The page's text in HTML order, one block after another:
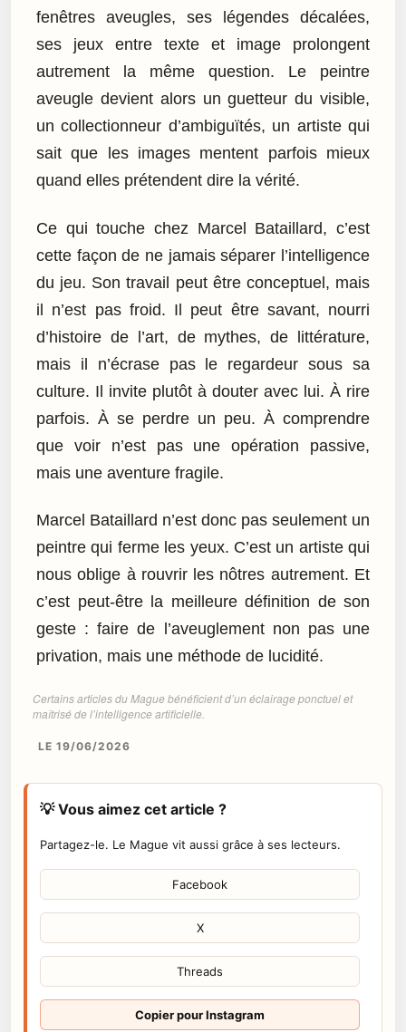
fenêtres aveugles, ses légendes décalées,
ses jeux entre texte et image prolongent
autrement la même question. Le peintre
aveugle devient alors un guetteur du visible,
un collectionneur d’ambiguïtés, un artiste qui
sait que les images mentent parfois mieux
quand elles prétendent dire la vérité.
Ce qui touche chez Marcel Bataillard, c’est
cette façon de ne jamais séparer l’intelligence
du jeu. Son travail peut être conceptuel, mais
il n’est pas froid. Il peut être savant, nourri
d’histoire de l’art, de mythes, de littérature,
mais il n’écrase pas le regardeur sous sa
culture. Il invite plutôt à douter avec lui. À rire
parfois. À se perdre un peu. À comprendre
que voir n’est pas une opération passive,
mais une aventure fragile.
Marcel Bataillard n’est donc pas seulement un
peintre qui ferme les yeux. C’est un artiste qui
nous oblige à rouvrir les nôtres autrement. Et
c’est peut-être la meilleure définition de son
geste : faire de l’aveuglement non pas une
privation, mais une méthode de lucidité.
Certains articles du Mague bénéficient d’un éclairage ponctuel et
maîtrisé de l’intelligence artificielle.
LE 19/06/2026
💡 Vous aimez cet article ?
Partagez-le. Le Mague vit aussi grâce à ses lecteurs.
Facebook
X
Threads
Copier pour Instagram